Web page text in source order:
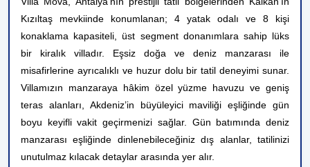
Kızıltaş mevkiinde konumlanan; 4 yatak odalı ve 8 kişi
konaklama kapasiteli, üst segment donanımlara sahip lüks
bir kiralık villadır. Eşsiz doğa ve deniz manzarası ile
misafirlerine ayrıcalıklı ve huzur dolu bir tatil deneyimi sunar.
Villamızın manzaraya hâkim özel yüzme havuzu ve geniş
teras alanları, Akdeniz’in büyüleyici maviliği eşliğinde gün
boyu keyifli vakit geçirmenizi sağlar. Gün batımında deniz
manzarası eşliğinde dinlenebileceğiniz dış alanlar, tatilinizi
unutulmaz kılacak detaylar arasında yer alır.